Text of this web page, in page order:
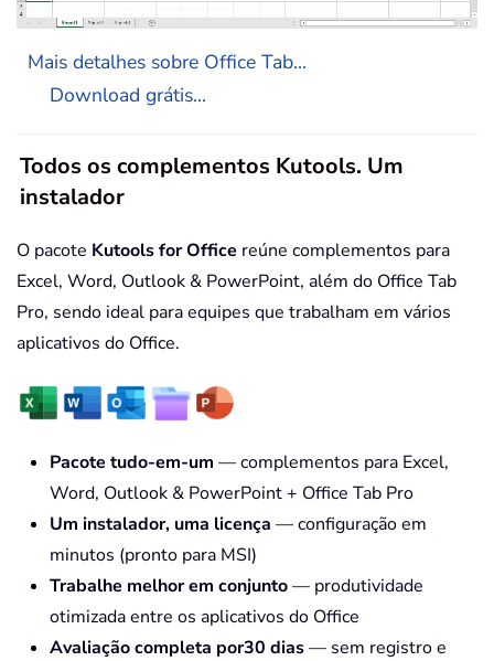
Mais detalhes sobre Office Tab...
Download grátis...
Todos os complementos Kutools. Um
instalador
O pacote Kutools for Office reúne complementos para
Excel, Word, Outlook & PowerPoint, além do Office Tab
Pro, sendo ideal para equipes que trabalham em vários
aplicativos do Office.
Pacote tudo-em-um — complementos para Excel,
Word, Outlook & PowerPoint + Office Tab Pro
Um instalador, uma licença — configuração em
minutos (pronto para MSI)
Trabalhe melhor em conjunto— produtividade
otimizada entre os aplicativos do Office
Avaliação completa por30 dias— sem registro e